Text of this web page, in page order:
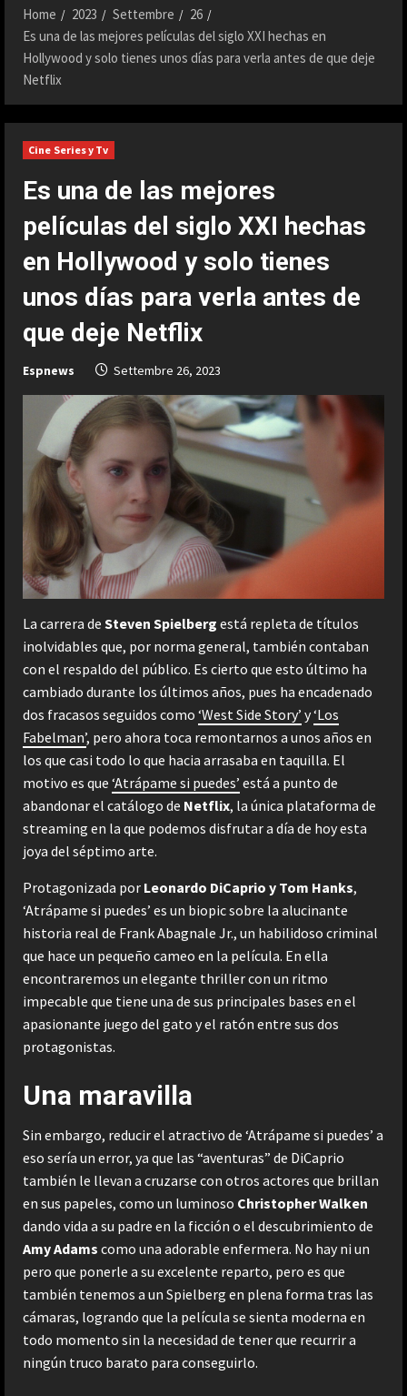
Home 2023 Settembre
26
Es una de las mejores películas del siglo XXI hechas en
Hollywood y solo tienes unos días para verla antes de que deje
Netflix
Cine Series y Tv
Es una de las mejores
películas del siglo XXI hechas
en Hollywood y solo tienes
unos días para verla antes de
que deje Netflix
Espnews Settembre 26, 2023
La carrera de Steven Spielberg está repleta de títulos
inolvidables que, por norma general, también contaban
con el respaldo del público. Es cierto que esto último ha
cambiado durante los últimos años, pues ha encadenado
dos fracasos seguidos como ‘West Side Story’ y‘Los
Fabelman’, pero ahora toca remontarnos a unos años en
los que casi todo lo que hacia arrasaba en taquilla. El
motivo es que ‘Atrápame si puedes’ está a punto de
abandonar el catálogo de Netflix, la única plataforma de
streaming en la que podemos disfrutar a día de hoy esta
joya del séptimo arte.
Protagonizada por Leonardo DiCaprio y Tom Hanks,
‘Atrápame si puedes’ es un biopic sobre la alucinante
historia real de Frank Abagnale Jr., un habilidoso criminal
que hace un pequeño cameo en la película. En ella
encontraremos un elegante thriller con un ritmo
impecable que tiene una de sus principales bases en el
apasionante juego del gato y el ratón entre sus dos
protagonistas.
Una maravilla
Sin embargo, reducir el atractivo de ‘Atrápame si puedes’ a
eso sería un error, ya que las “aventuras” de DiCaprio
también le llevan a cruzarse con otros actores que brillan
en sus papeles, como un luminoso Christopher Walken
dando vida a su padre en la ficción o el descubrimiento de
Amy Adams como una adorable enfermera. No hay ni un
pero que ponerle a su excelente reparto, pero es que
también tenemos a un Spielberg en plena forma tras las
cámaras, logrando que la película se sienta moderna en
todo momento sin la necesidad de tener que recurrir a
ningún truco barato para conseguirlo.